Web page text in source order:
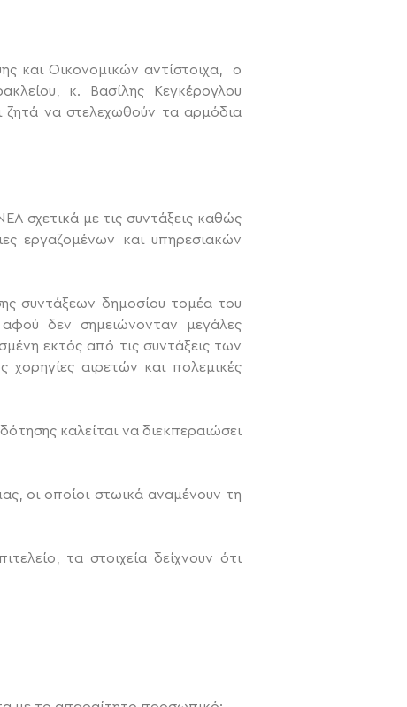
και Οικονομικών αντίστοιχα, ο
κ. Βασίλης Κεγκέρογλου
ζητά να στελεχωθούν τα αρμόδια
σχετικά με τις συντάξεις καθώς
εργαζομένων και υπηρεσιακών
συντάξεων δημοσίου τομέα του
δεν σημειώνονταν μεγάλες
εκτός από τις συντάξεις των
χορηγίες αιρετών και πολεμικές
καλείται να διεκπεραιώσει
οι οποίοι στωικά αναμένουν τη
τα στοιχεία δείχνουν ότι